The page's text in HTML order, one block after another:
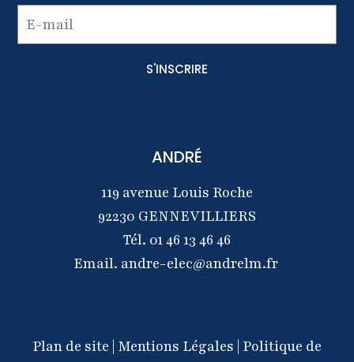
ANDRÉ
119 avenue Louis Roche
92230 GENNEVILLIERS
Tél. 01 46 13 46 46
Email. andre-elec@andrelm.fr
Plan de site | Mentions Légales | Politique de